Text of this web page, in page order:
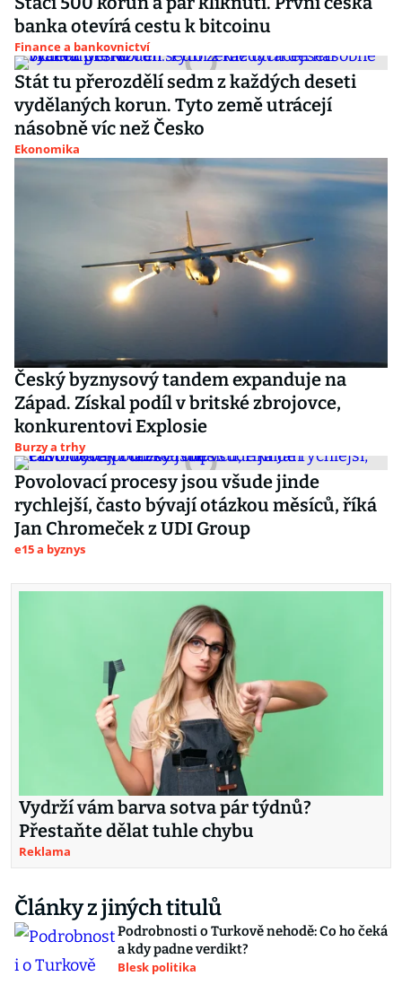
banka otevírá cestu k bitcoinu
Finance a bankovnictví
Stát tu přerozdělí sedm z každých deseti
vydělaných korun. Tyto země utrácejí
násobně víc než Česko
Ekonomika
Český byznysový tandem expanduje na
Západ. Získal podíl v britské zbrojovce,
konkurentovi Explosie
Burzy a trhy
Povolovací procesy jsou všude jinde
rychlejší, často bývají otázkou měsíců, říká
Jan Chromeček z UDI Group
e15 a byznys
Vydrží vám barva sotva pár týdnů?
Přestaňte dělat tuhle chybu
Reklama
Články z jiných titulů
Podrobnosti o Turkově nehodě: Co ho čeká
a kdy padne verdikt?
Blesk politika